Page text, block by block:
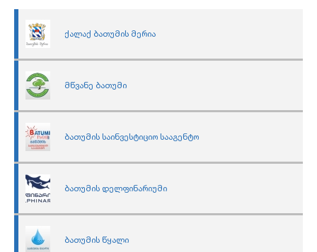
ქალაქ ბათუმის მერია
მწვანე ბათუმი
ბათუმის საინვესტიციო სააგენტო
ბათუმის დელფინარიუმი
ბათუმის წყალი